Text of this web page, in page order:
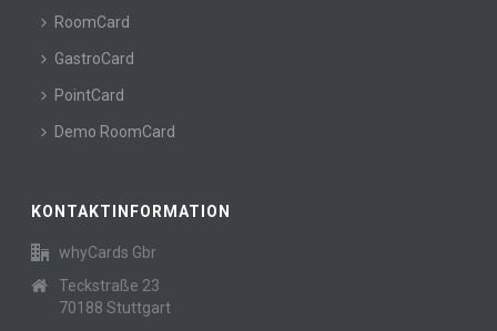
RoomCard
GastroCard
PointCard
Demo RoomCard
KONTAKTINFORMATION
whyCards Gbr
Teckstraße 23
70188 Stuttgart